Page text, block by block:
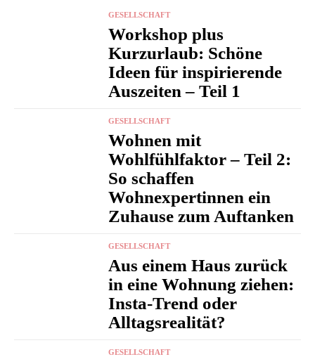
GESELLSCHAFT
Workshop plus
Kurzurlaub: Schöne
Ideen für inspirierende
Auszeiten – Teil 1
GESELLSCHAFT
Wohnen mit
Wohlfühlfaktor – Teil 2:
So schaffen
Wohnexpertinnen ein
Zuhause zum Auftanken
GESELLSCHAFT
Aus einem Haus zurück
in eine Wohnung ziehen:
Insta-Trend oder
Alltagsrealität?
GESELLSCHAFT